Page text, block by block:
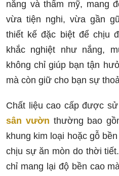
năng và thẩm mỹ, mang
vừa tiện nghi, vừa gần
thiết kế đặc biệt để chịu
khắc nghiệt như nắng,
không chỉ giúp bạn tận
mà còn giữ cho bạn sự
Chất liệu cao cấp được
sân vườn thường bao
khung kim loại hoặc gỗ
chịu sự ăn mòn do thời
chỉ mang lại độ bền cao